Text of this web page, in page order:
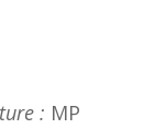
: MP